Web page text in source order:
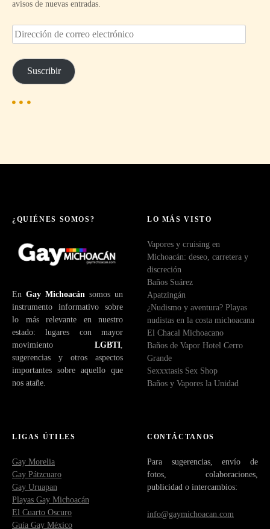
avisos de nuevas entradas.
D
i
e
c
i
e
t
r
ó
n
i
c
o
Suscribir
¿QUIÉNES SOMOS?
En Gay Michoacán somos un
instrumento informativo sobre
lo más relevante en nuestro
estado: lugares con mayor
movimiento LGBTI
sugerencias y otros aspectos
importantes sobre aquello que
nos atañe.
LO MÁS VISTO
Vapores y cruising en
Michoacán: deseo, carretera y
discreción
Baños Suárez
Apatzingán
¿Nudismo y aventura? Playas
nudistas en la costa michoacana
El Chacal Michoacano
Baños de Vapor Hotel Cerro
Grande
Sexxxtasis Sex Shop
Baños y Vapores la Unidad
LIGAS ÚTILES
Gay Morelia
Gay Pátzcuaro
Gay Uruapan
Playas Gay Michoacán
El Cuarto Oscuro
Guía Gay México
CONTÁCTANOS
Para sugerencias, envío de
fotos, colaboraciones,
publicidad o intercambios:
info@gaymichoacan.com